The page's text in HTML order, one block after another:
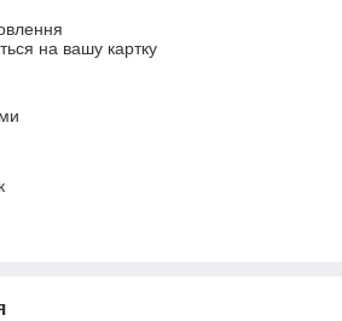
на вашу картку